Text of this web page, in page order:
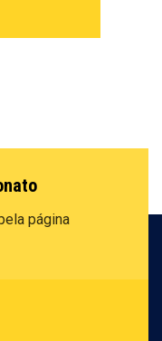
página